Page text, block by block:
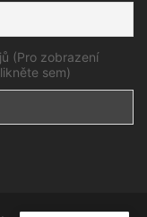
(Pro zobrazení
sem)